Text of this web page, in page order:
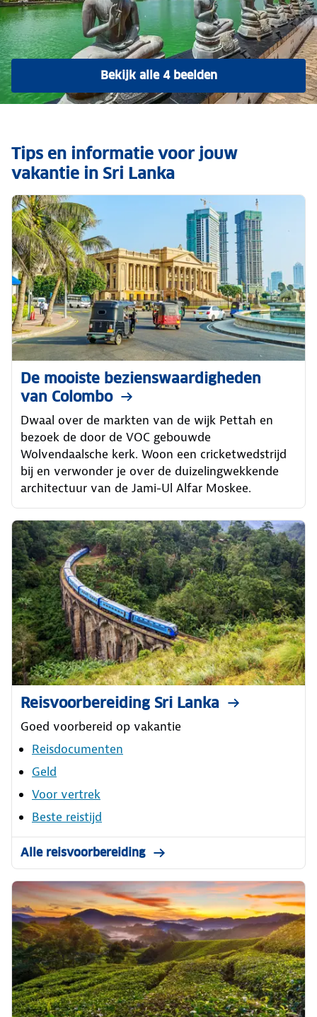
Bekijk alle 4 beelden
Tips en informatie voor jouw
vakantie in Sri Lanka
De mooiste bezienswaardigheden
van Colombo
Dwaal over de markten van de wijk Pettah en
bezoek de door de VOC gebouwde
Wolvendaalsche kerk. Woon een cricketwedstrijd
bij en verwonder je over de duizelingwekkende
architectuur van de Jami-Ul Alfar Moskee.
Reisvoorbereiding Sri Lanka
Goed voorbereid op vakantie
Reisdocumenten
Geld
Voor vertrek
Beste reistijd
Alle reisvoorbereiding